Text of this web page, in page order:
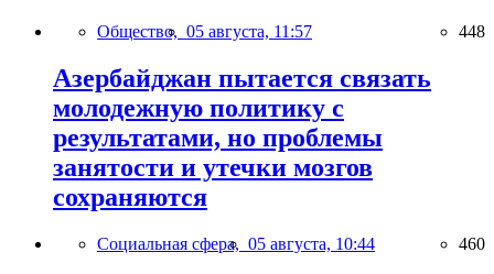
Общество, 05 августа, 11:57 448
Азербайджан пытается связать
молодежную политику с
результатами, но проблемы
занятости и утечки мозгов
сохраняются
Социальная сфера, 05 августа, 10:44 460